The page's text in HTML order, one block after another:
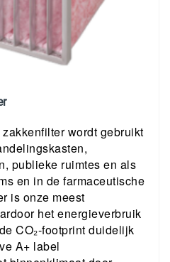
wordt gebruikt
publieke ruimtes en als
en in de farmaceutische
is onze meest
het energieverbruik
CO₂-footprint duidelijk
A+ label